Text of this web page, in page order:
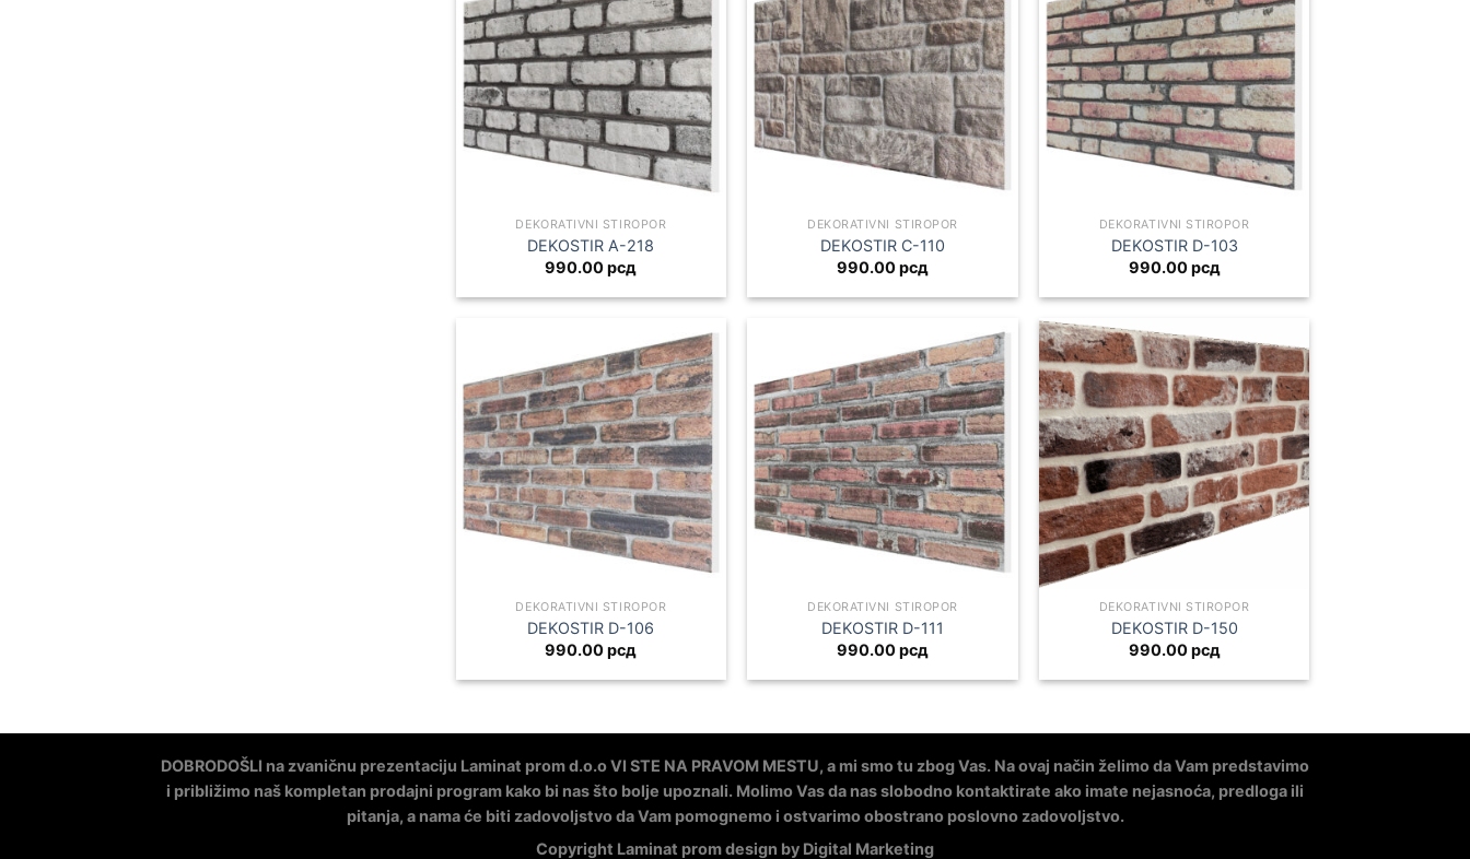
DEKORATIVNI STIROPOR
DEKOSTIR A-218
990.00рсд
DEKORATIVNI STIROPOR
DEKOSTIR C-110
990.00рсд
DEKORATIVNI STIROPOR
DEKOSTIR D-103
990.00рсд
DEKORATIVNI STIROPOR
DEKOSTIR D-106
990.00рсд
DEKORATIVNI STIROPOR
DEKOSTIR D-111
990.00рсд
DEKORATIVNI STIROPOR
DEKOSTIR D-150
990.00рсд
DOBRODOŠLI na zvaničnu prezentaciju Laminat prom d.o.o VI STE NA PRAVOM MESTU, a mi smo tu zbog Vas. Na ovaj način želimo da Vam predstavimo
i približimo naš kompletan prodajni program kako bi nas što bolje upoznali. Molimo Vas da nas slobodno kontaktirate ako imate nejasnoća, predloga ili
pitanja, a nama će biti zadovoljstvo da Vam pomognemo i ostvarimo obostrano poslovno zadovoljstvo.
Copyright Laminat prom design by Digital Marketing